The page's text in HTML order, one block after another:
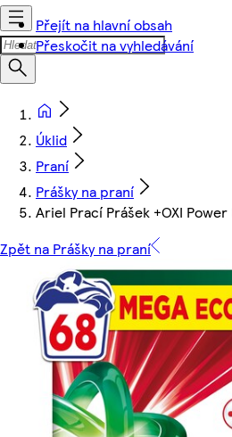
Přejít na hlavní obsah
Přeskočit na vyhledávání
Úklid
Praní
Prášky na praní
Ariel Prací Prášek +OXI
Zpět na Prášky na praní